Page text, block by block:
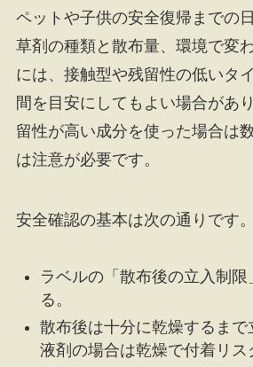
ペットや子供の安全復帰までの
草剤の種類と散布量、環境で変
には、接触型や残留性の低いタ
間を目安にしてもよい場合があ
留性が高い成分を使った場合は
は注意が必要です。
安全確認の基本は次の通りです。
ラベルの「散布後の立入制
る。
散布後は十分に乾燥するまで
液剤の場合は乾燥で付着リス